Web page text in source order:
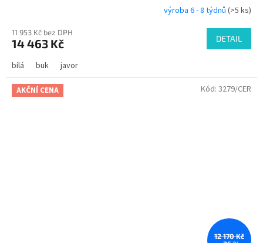
výroba 6 - 8 týdnů (>5 ks)
11 953 Kč bez DPH
14 463 Kč DETAIL
bílá buk javor
AKČNÍ CENA
12 170 Kč
Kód: 3279/CER